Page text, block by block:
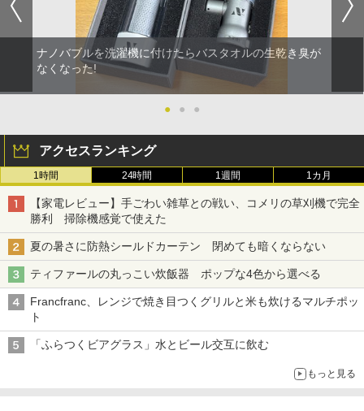
ナノバブルを洗濯機に付けたらバスタオルの生乾き臭が
なくなった!
● ● ●
アクセスランキング
1時間 24時間 1週間 1カ月
【家電レビュー】手ごわい雑草との戦い、コメリの草刈機で完全
勝利 掃除機感覚で使えた
夏の暑さに防熱シールドカーテン 閉めても暗くならない
ティファールの丸っこい炊飯器 ポップな4色から選べる
Francfranc、レンジで焼き目つくグリルと米も炊けるマルチポッ
ト
「ふらつくビアグラス」水とビール交互に飲む
もっと見る